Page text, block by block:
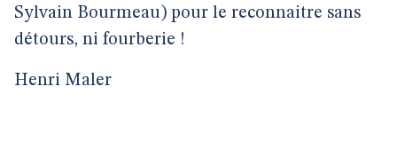
Sylvain Bourmeau) pour le reconnaitre sans
détours, ni fourberie !
Henri Maler